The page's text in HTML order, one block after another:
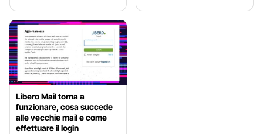
Libero Mail torna a
funzionare, cosa succede
alle vecchie mail e come
effettuare il login